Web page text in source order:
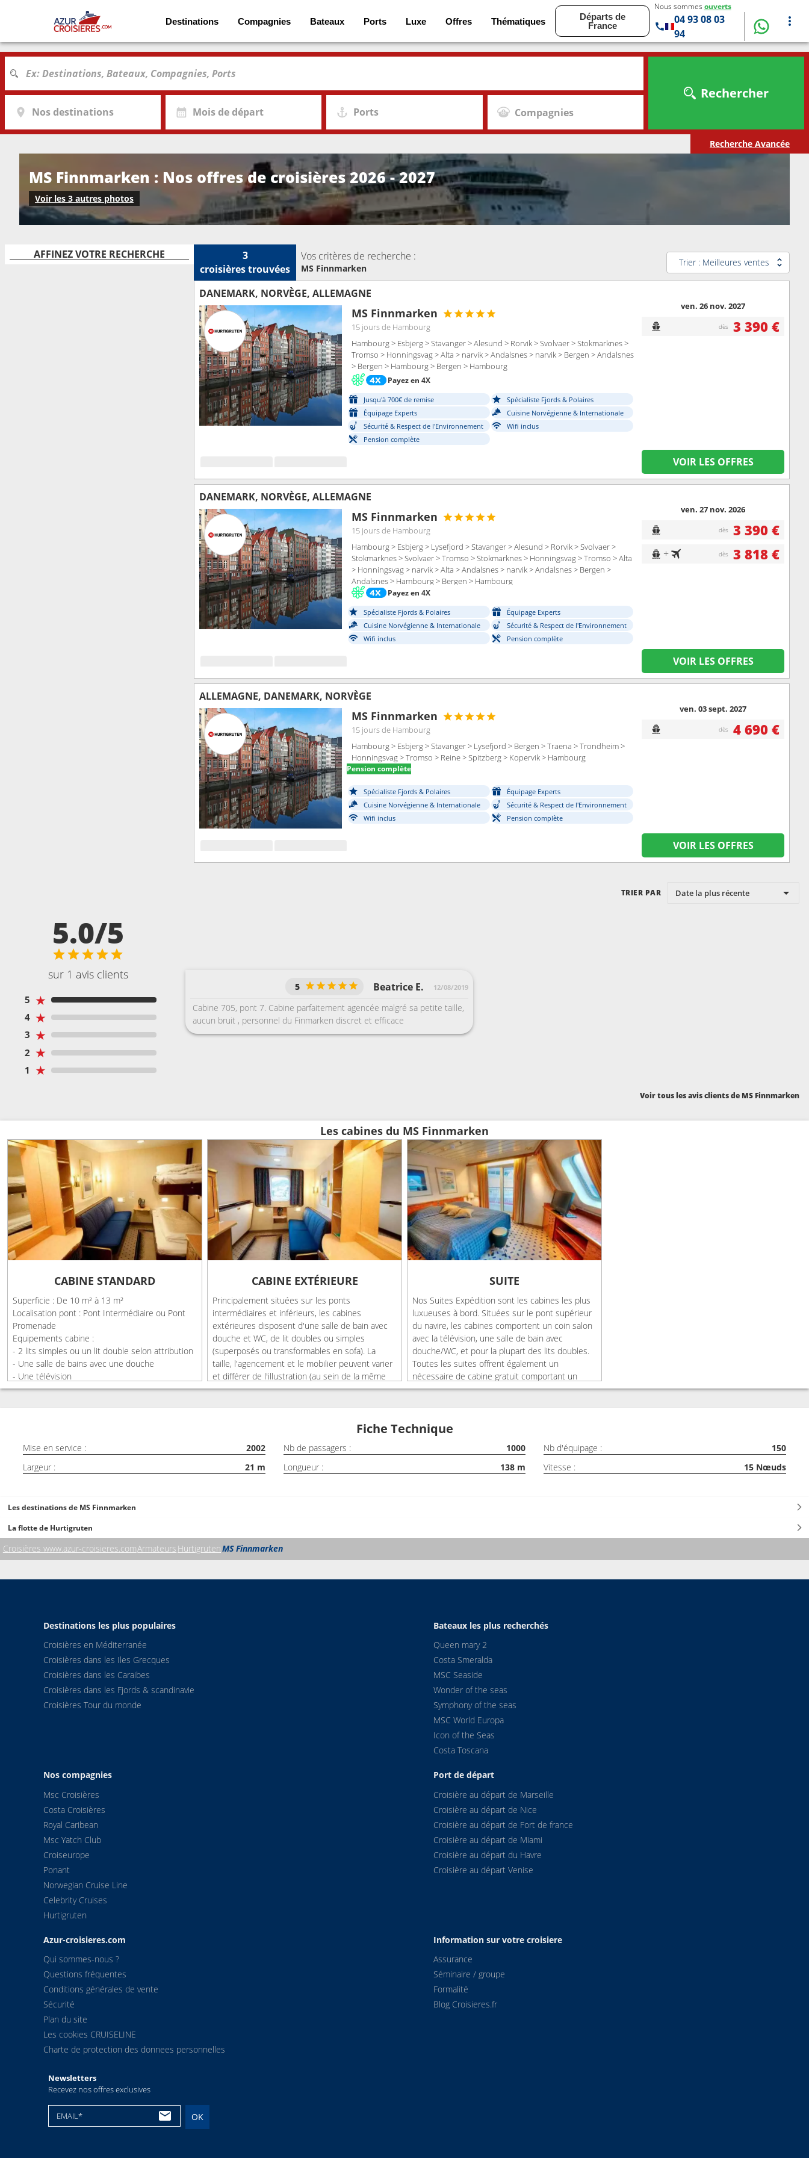
Destinations Compagnies Bateaux Ports Luxe Offres Thématiques
Départs de
France
Nous sommes ouverts
04 93 08 03
94
Nos destinations Mois de départ Ports Compagnies
Rechercher
Recherche Avancée
MS Finnmarken : Nos offres de croisières 2026 - 2027
Voir les 3 autres photos
AFFINEZ VOTRE RECHERCHE
3
croisièrestrouvées
Vos critères de recherche :
MS Finnmarken
Trier : Meilleures ventes
DANEMARK, NORVÈGE, ALLEMAGNE
MS Finnmarken
15 joursde Hambourg
Hambourg > Esbjerg > Stavanger > Alesund > Rorvik > Svolvaer > Stokmarknes >
Tromso > Honningsvag > Alta > narvik > Andalsnes > narvik > Bergen > Andalsnes
> Bergen > Hambourg > Bergen > Hambourg
Payez en 4X
Jusqu'à 700€ de remise
Spécialiste Fjords & Polaires
Équipage Experts
Cuisine Norvégienne & Internationale
Sécurité & Respect de l'Environnement
Wifi inclus
Pension complète
ven. 26 nov. 2027
dès 3 390 €
VOIR LES OFFRES
DANEMARK, NORVÈGE, ALLEMAGNE
MS Finnmarken
15 joursde Hambourg
Hambourg > Esbjerg > Lysefjord > Stavanger > Alesund > Rorvik > Svolvaer >
Stokmarknes > Svolvaer > Tromso > Stokmarknes > Honningsvag > Tromso > Alta
> Honningsvag > narvik > Alta > Andalsnes > narvik > Andalsnes > Bergen >
Andalsnes > Hambourg > Bergen > Hambourg
Payez en 4X
Spécialiste Fjords & Polaires
Équipage Experts
Cuisine Norvégienne & Internationale
Sécurité & Respect de l'Environnement
Wifi inclus
Pension complète
ven. 27 nov. 2026
dès 3 390 €
+ dès 3 818 €
VOIR LES OFFRES
ALLEMAGNE, DANEMARK, NORVÈGE
MS Finnmarken
15 joursde Hambourg
Hambourg > Esbjerg > Stavanger > Lysefjord > Bergen > Traena > Trondheim >
Honningsvag > Tromso > Reine > Spitzberg > Kopervik > Hambourg
Pension complète
Spécialiste Fjords & Polaires
Équipage Experts
Cuisine Norvégienne & Internationale
Sécurité & Respect de l'Environnement
Wifi inclus
Pension complète
ven. 03 sept. 2027
dès 4 690 €
VOIR LES OFFRES
TRIER PAR Date la plus récente
5.0/5
sur 1 avis clients
5 ★
4 ★
3 ★
2 ★
1 ★
Beatrice E. 12/08/2019
5
Cabine 705, pont 7. Cabine parfaitement agencée malgré sa petite taille,
aucun bruit , personnel du Finmarken discret et efficace
Voir tous les avis clients de MS Finnmarken
Les cabines du MS Finnmarken
CABINE STANDARD
Superficie : De 10 m² à 13 m²
Localisation pont : Pont Intermédiaire ou Pont
Promenade
Equipements cabine :
- 2 lits simples ou un lit double selon attribution
- Une salle de bains avec une douche
- Une télévision
Cabine sans fenêtre.
CABINE EXTÉRIEURE
Principalement situées sur les ponts
intermédiaires et inférieurs, les cabines
extérieures disposent d'une salle de bain avec
douche et WC, de lit doubles ou simples
(superposés ou transformables en sofa). La
taille, l'agencement et le mobilier peuvent varier
et différer de l'illustration (au sein de la même
catégorie de cabine).
SUITE
Nos Suites Expédition sont les cabines les plus
luxueuses à bord. Situées sur le pont supérieur
du navire, les cabines comportent un coin salon
avec la télévision, une salle de bain avec
douche/WC, et pour la plupart des lits doubles.
Toutes les suites offrent également un
nécessaire de cabine gratuit comportant un
peignoir, des pantoufles et plus encore.
16 - 29 m2
Fiche Technique
Mise en service : 2002 Nb de passagers : 1000 Nb d'équipage :
150
Largeur :
21 m Longueur : 138 m Vitesse : 15 Nœuds
Les destinations de MS Finnmarken
La flotte de Hurtigruten
Croisières www.azur-croisieres.comArmateurs HurtigrutenMS Finnmarken
Destinations les plus populaires
Croisières en Méditerranée
Croisières dans les Iles Grecques
Croisières dans les Caraibes
Croisières dans les Fjords & scandinavie
Croisières Tour du monde
Bateaux les plus recherchés
Queen mary 2
Costa Smeralda
MSC Seaside
Wonder of the seas
Symphony of the seas
MSC World Europa
Icon of the Seas
Costa Toscana
Nos compagnies
Msc Croisières
Costa Croisières
Royal Caribean
Msc Yatch Club
Croiseurope
Ponant
Norwegian Cruise Line
Celebrity Cruises
Hurtigruten
Port de départ
Croisière au départ de Marseille
Croisière au départ de Nice
Croisière au départ de Fort de france
Croisière au départ de Miami
Croisière au départ du Havre
Croisière au départ Venise
Azur-croisieres.com
Qui sommes-nous ?
Questions fréquentes
Conditions générales de vente
Sécurité
Plan du site
Les cookies CRUISELINE
Charte de protection des donnees personnelles
Information sur votre croisiere
Assurance
Séminaire / groupe
Formalité
Blog Croisieres.fr
Newsletters
Recevez nos offres exclusives
EMAIL* OK